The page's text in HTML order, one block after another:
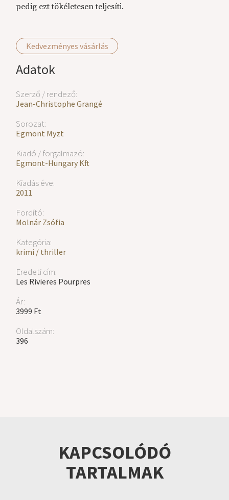
Kedvezményes vásárlás
Adatok
Szerző / rendező:
Jean-Christophe Grangé
Sorozat:
Egmont Myzt
Kiadó / forgalmazó:
Egmont-Hungary Kft.
Kiadás éve:
2011
Fordító:
Molnár Zsófia
Kategória:
krimi / thriller
Eredeti cím:
Les Rivieres Pourpres
Ár:
3999 Ft
Oldalszám:
396
pedig ezt tökéletesen teljesíti.
KAPCSOLÓDÓ
TARTALMAK